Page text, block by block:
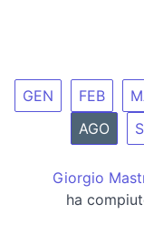
GEN FEB
AGO
Giorgio
ha